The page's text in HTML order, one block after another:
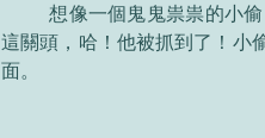
	想像一個鬼鬼祟祟的小偷，他躡手躡腳地來到了獵物旁，他看著他的目標，一手伸進袋子裡，就在
這關頭，哈！他被抓到了！小
面。